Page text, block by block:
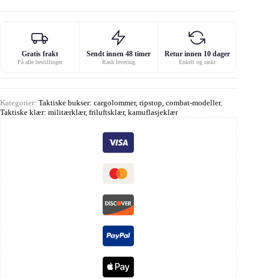
Gratis frakt
På alle bestillinger
Sendt innen 48 timer
Rask levering
Retur innen 10 dager
Enkelt og raskt
Kategorier: Taktiske bukser: cargolommer, ripstop, combat-modeller,
Taktiske klær: militærklær, friluftsklær, kamuflasjeklær